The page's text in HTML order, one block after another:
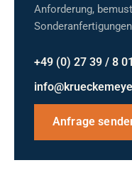
Anforderung,
+49 (0) 27 39 / 8
Anfrage